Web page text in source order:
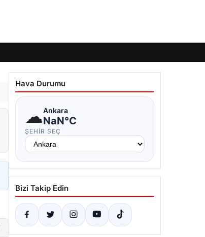
Hava Durumu
☁Ankara
NaN°C
ŞEHIR SEÇ
Bizi Takip Edin